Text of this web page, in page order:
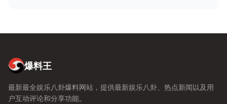
爆料王
最新最全娱乐八卦爆料网站，提供最新娱乐八卦、热点新闻以及用
户互动评论和分享功能。